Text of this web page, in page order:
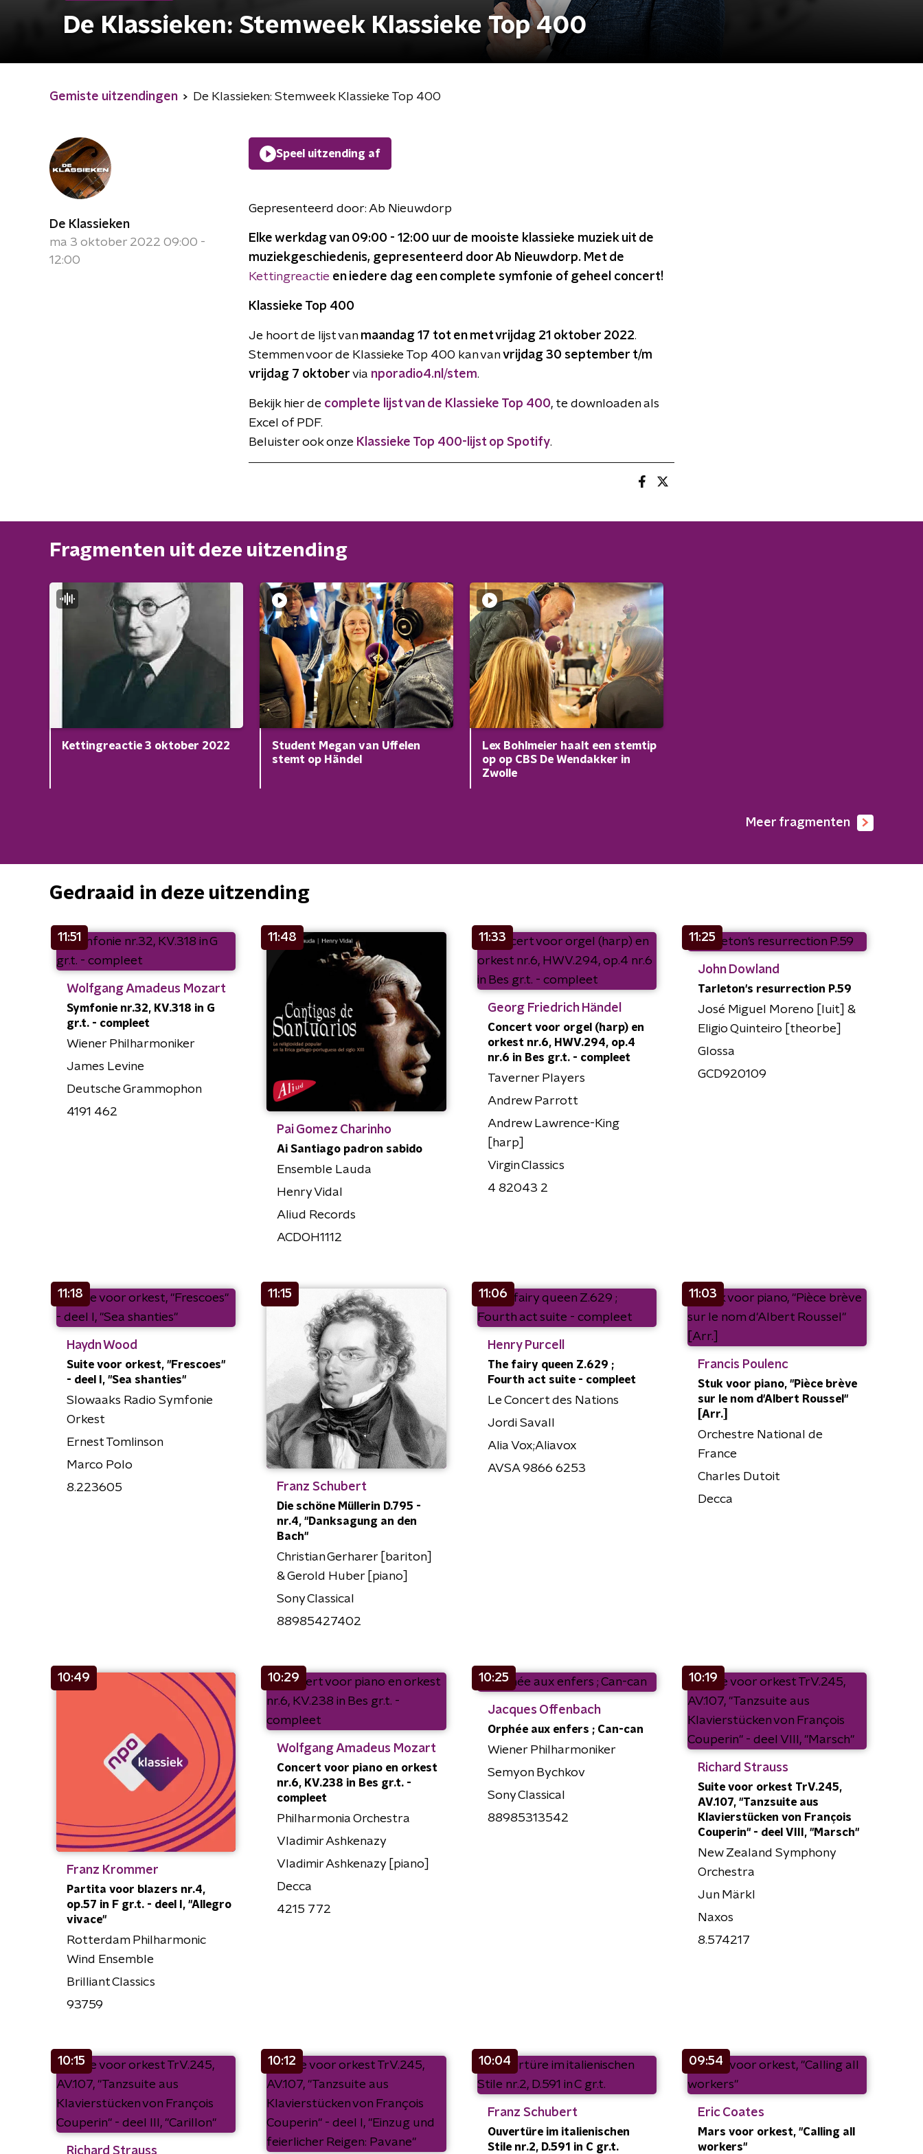
De Klassieken: Stemweek Klassieke Top 400
Gemiste uitzendingen De Klassieken: Stemweek Klassieke Top 400
De Klassieken
ma 3 oktober 2022 09:00 -
12:00
Speel uitzending af
Gepresenteerd door: Ab Nieuwdorp
Elke werkdag van 09:00 - 12:00 uur de mooiste klassieke muziek uit de
muziekgeschiedenis, gepresenteerd door Ab Nieuwdorp. Met de
Kettingreactie en iedere dag een complete symfonie of geheel concert!
Klassieke Top 400
Je hoort de lijst van maandag 17 tot en met vrijdag 21 oktober 2022.
Stemmen voor de Klassieke Top 400 kan vanvrijdag 30 september t/m
vrijdag 7 oktober via nporadio4.nl/stem.
Bekijk hier de complete lijst van de Klassieke Top 400, te downloaden als
Excel of PDF.
Beluister ook onze Klassieke Top 400-lijst op Spotify.
Fragmenten uit deze uitzending
Kettingreactie 3 oktober 2022
Student Megan van Uffelen
stemt op Händel
Lex Bohlmeier haalt een stemtip
op op CBS De Wendakker in
Zwolle
Meer fragmenten
Gedraaid in deze uitzending
11:51
Wolfgang Amadeus Mozart
Symfonie nr.32, KV.318 in G
gr.t. - compleet
Wiener Philharmoniker
James Levine
Deutsche Grammophon
4191 462
11:48
Pai Gomez Charinho
Ai Santiago padron sabido
Ensemble Lauda
Henry Vidal
Aliud Records
ACDOH1112
11:33
Georg Friedrich Händel
Concert voor orgel (harp) en
orkest nr.6, HWV.294, op.4
nr.6 in Bes gr.t. - compleet
Taverner Players
Andrew Parrott
Andrew Lawrence-King
[harp]
Virgin Classics
4 82043 2
11:25
John Dowland
Tarleton's resurrection P.59
José Miguel Moreno [luit] &
Eligio Quinteiro [theorbe]
Glossa
GCD920109
11:18
Haydn Wood
Suite voor orkest, "Frescoes"
- deel I, "Sea shanties"
Slowaaks Radio Symfonie
Orkest
Ernest Tomlinson
Marco Polo
8.223605
11:15
Franz Schubert
Die schöne Müllerin D.795 -
nr.4, "Danksagung an den
Bach"
Christian Gerharer [bariton]
& Gerold Huber [piano]
Sony Classical
88985427402
11:06
Henry Purcell
The fairy queen Z.629 ;
Fourth act suite - compleet
Le Concert des Nations
Jordi Savall
Alia Vox;Aliavox
AVSA 9866 6253
11:03
Francis Poulenc
Stuk voor piano, "Pièce brève
sur le nom d'Albert Roussel"
[Arr.]
Orchestre National de
France
Charles Dutoit
Decca
10:49
Franz Krommer
Partita voor blazers nr.4,
op.57 in F gr.t. - deel I, "Allegro
vivace"
Rotterdam Philharmonic
Wind Ensemble
Brilliant Classics
93759
10:29
Wolfgang Amadeus Mozart
Concert voor piano en orkest
nr.6, KV.238 in Bes gr.t. -
compleet
Philharmonia Orchestra
Vladimir Ashkenazy
Vladimir Ashkenazy [piano]
Decca
4215 772
10:25
Jacques Offenbach
Orphée aux enfers ; Can-can
Wiener Philharmoniker
Semyon Bychkov
Sony Classical
88985313542
10:19
Richard Strauss
Suite voor orkest TrV.245,
AV.107, "Tanzsuite aus
Klavierstücken von François
Couperin" - deel VIII, "Marsch"
New Zealand Symphony
Orchestra
Jun Märkl
Naxos
8.574217
10:15
Richard Strauss
10:12 10:04
Franz Schubert
Ouvertüre im italienischen
Stile nr.2, D.591 in C gr.t.
09:54
Eric Coates
Mars voor orkest, "Calling all
workers"